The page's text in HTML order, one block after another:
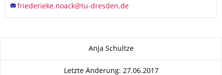
Anja Schultze
Letzte Änderung: 27.06.2017